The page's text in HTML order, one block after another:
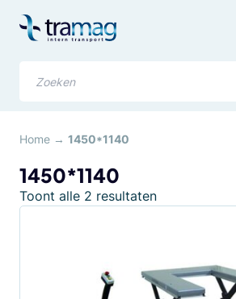
naar
Home → 1450*1140
1450*1140
Toont alle 2 resultatenGesorteerd